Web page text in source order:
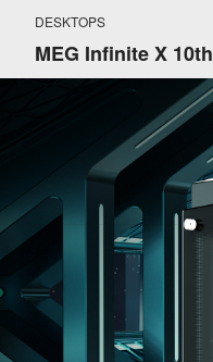
DESKTOPS
MEG Infinite X 10th